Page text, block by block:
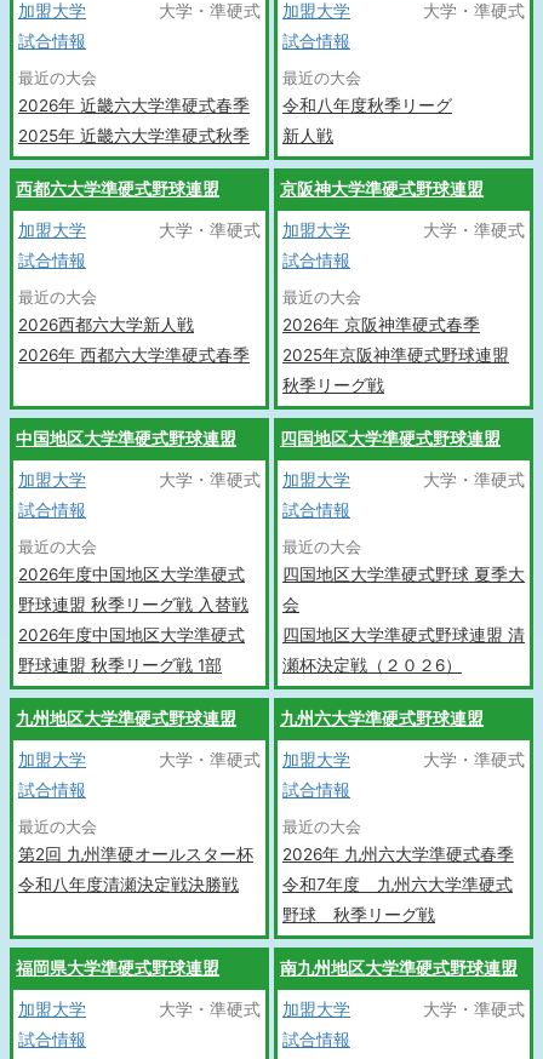
加盟大学
大学・準硬式
試合情報
最近の大会
2026年 近畿六大学準硬式春季
2025年 近畿六大学準硬式秋季
加盟大学
大学・準硬式
試合情報
最近の大会
令和八年度秋季リーグ
新人戦
西都六大学準硬式野球連盟
加盟大学
大学・準硬式
試合情報
最近の大会
2026西都六大学新人戦
2026年 西都六大学準硬式春季
京阪神大学準硬式野球連盟
加盟大学
大学・準硬式
試合情報
最近の大会
2026年 京阪神準硬式春季
2025年京阪神準硬式野球連盟
秋季リーグ戦
中国地区大学準硬式野球連盟
加盟大学
大学・準硬式
試合情報
最近の大会
2026年度中国地区大学準硬式
野球連盟 秋季リーグ戦 入替戦
2026年度中国地区大学準硬式
野球連盟 秋季リーグ戦 1部
四国地区大学準硬式野球連盟
加盟大学
大学・準硬式
試合情報
最近の大会
四国地区大学準硬式野球 夏季大
会
四国地区大学準硬式野球連盟 清
瀬杯決定戦（２０２6）
九州地区大学準硬式野球連盟
加盟大学
大学・準硬式
試合情報
最近の大会
第2回 九州準硬オールスター杯
令和八年度清瀬決定戦決勝戦
九州六大学準硬式野球連盟
加盟大学
大学・準硬式
試合情報
最近の大会
2026年 九州六大学準硬式春季
令和7年度 九州六大学準硬式
野球 秋季リーグ戦
福岡県大学準硬式野球連盟
加盟大学
大学・準硬式
試合情報
南九州地区大学準硬式野球連盟
加盟大学
大学・準硬式
試合情報